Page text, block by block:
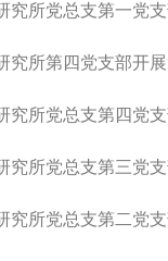
究所党总支第一党
究所第四党支部开
究所党总支第四党
究所党总支第三党
究所党总支第二党